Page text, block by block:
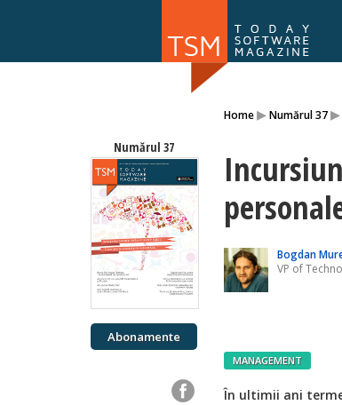
Home▸Numărul 37▸
Numărul 37
Abonamente
Bogdan
VP of
MANAGEMENT
În ultimii ani